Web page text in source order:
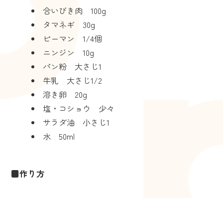
合いびき肉 100g
タマネギ 30g
ピーマン 1/4個
ニンジン 10g
パン粉 大さじ1
牛乳 大さじ1/2
溶き卵 20g
塩・コショウ 少々
サラダ油 小さじ1
水 50ml
■作り方